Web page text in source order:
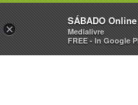
Sábado
×
SÁBADO Online
Medialivre
FREE - In Google